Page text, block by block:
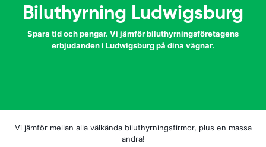
Biluthyrning Ludwigsburg
Spara tid och pengar. Vi jämför biluthyrningsföretagens
erbjudanden i Ludwigsburg på dina vägnar.
Vi jämför mellan alla välkända biluthyrningsfirmor, plus en massa
andra!